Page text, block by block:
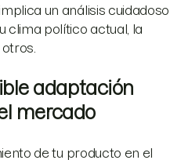
un análisis cuidadoso
clima político actual, la
adaptación
mercado
de tu producto en el